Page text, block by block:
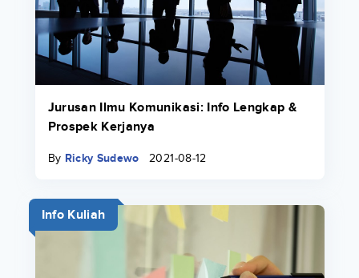
Jurusan Ilmu Komunikasi: Info Lengkap &
Prospek Kerjanya
By Ricky Sudewo 2021-08-12
Info Kuliah